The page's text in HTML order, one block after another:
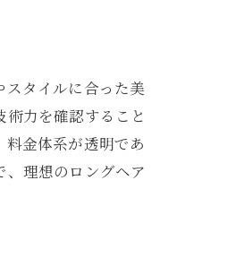
タイルに合った美
力を確認すること
金体系が透明であ
理想のロングヘア